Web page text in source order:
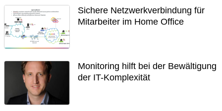
Sichere Netzwerkverbindung für
Mitarbeiter im Home Office
Monitoring hilft bei der Bewältigung
der IT-Komplexität